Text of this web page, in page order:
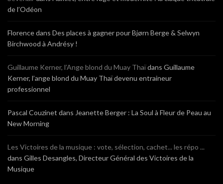
de l’Odéon
Florencedans Des places à gagner pour Bjørn Berge & Selwyn
Birchwood à Andrésy !
Guillaume Kerner, l’Ange blond du Muay Thaïdans Guillaume
Kerner, l’ange blond du Muay Thaï devenu entraineur
professionnel
Pascal Couzinet dans Jeanette Berger : La Soul à Fleur de Peau au
New Morning
Les Victoires de la musique : vote, sélection, cachet... les répo ...
dans Gilles Desangles, Directeur Général des Victoires de la
Musique